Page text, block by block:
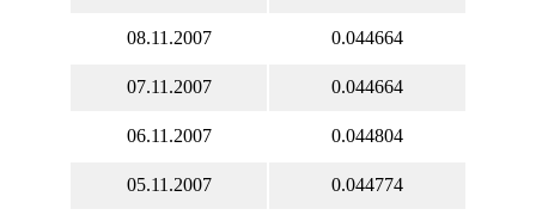
08.11.2007 0.044664
07.11.2007 0.044664
06.11.2007 0.044804
05.11.2007 0.044774